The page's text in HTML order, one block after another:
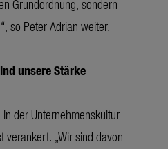
Grundordnung, sondern
so Peter Adrian weiter.
unsere Stärke
der Unternehmenskultur
verankert. „Wir sind davon